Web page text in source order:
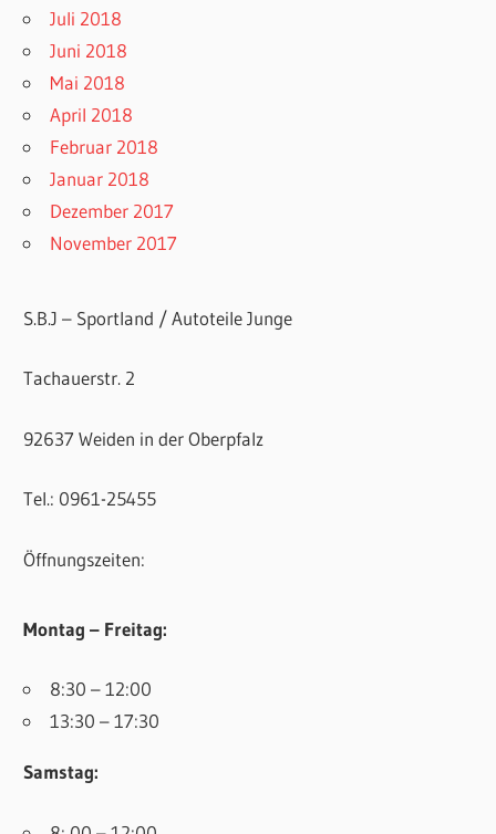
Juli 2018
Juni 2018
Mai 2018
April 2018
Februar 2018
Januar 2018
Dezember 2017
November 2017
S.B.J – Sportland / Autoteile Junge
Tachauerstr. 2
92637 Weiden in der Oberpfalz
Tel.: 0961-25455
Öffnungszeiten:
Montag – Freitag:
8:30 – 12:00
13:30 – 17:30
Samstag: